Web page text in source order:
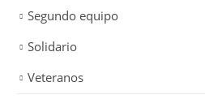
Segundo equipo
Solidario
Veteranos